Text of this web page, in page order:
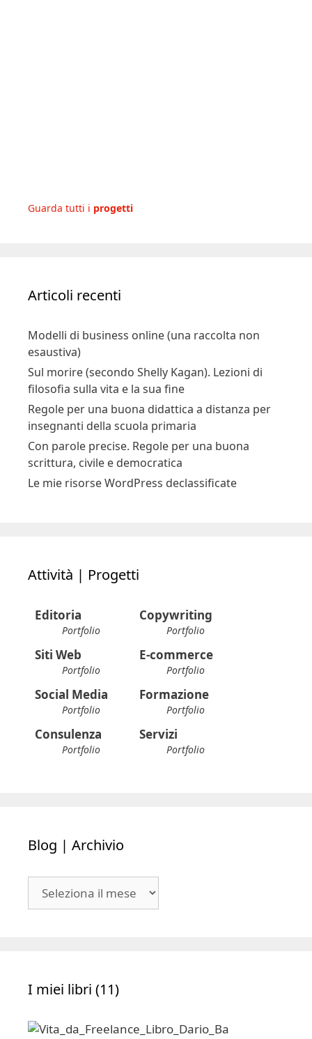
Guarda tutti i progetti
Articoli recenti
Modelli di business online (una raccolta non
esaustiva)
Sul morire (secondo Shelly Kagan). Lezioni di
filosofia sulla vita e la sua fine
Regole per una buona didattica a distanza per
insegnanti della scuola primaria
Con parole precise. Regole per una buona
scrittura, civile e democratica
Le mie risorse WordPress declassificate
Attività | Progetti
Editoria
Portfolio
Copywriting
Portfolio
Siti Web
Portfolio
E-commerce
Portfolio
Social Media
Portfolio
Formazione
Portfolio
Consulenza
Portfolio
Servizi
Portfolio
Blog | Archivio
I miei libri (11)